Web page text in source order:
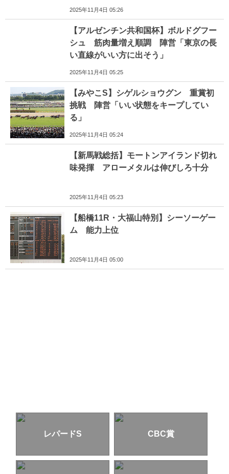
2025年11月4日 05:26
【アルゼンチン共和国杯】ボルドグフー
シュ 筋肉量増え順調 陣営「東京の長
い直線がいい方に出そう」
2025年11月4日 05:25
【みやこS】シゲルショウグン 重賞初
挑戦 陣営「いい状態をキープしてい
る」
2025年11月4日 05:24
【新馬戦総括】モートンアイランド切れ
味発揮 アローメタルは伸びしろ十分
2025年11月4日 05:23
【船橋11R・大福山特別】シーソーゲー
ム 能力上位
2025年11月4日 05:00
レパードS CBC賞